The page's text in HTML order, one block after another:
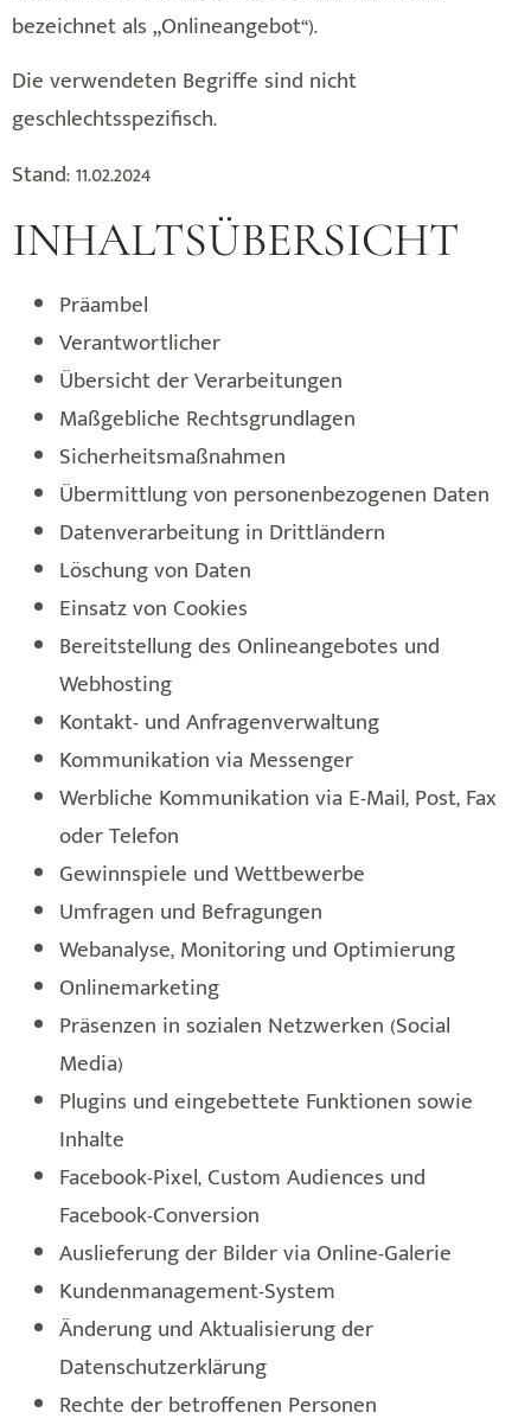
bezeichnet als „Onlineangebot“).
Die verwendeten Begriffe sind nicht
geschlechtsspezifisch.
Stand: 11.02.2024
INHALTSÜBERSICHT
Präambel
Verantwortlicher
Übersicht der Verarbeitungen
Maßgebliche Rechtsgrundlagen
Sicherheitsmaßnahmen
Übermittlung von personenbezogenen Daten
Datenverarbeitung in Drittländern
Löschung von Daten
Einsatz von Cookies
Bereitstellung des Onlineangebotes und
Webhosting
Kontakt- und Anfragenverwaltung
Kommunikation via Messenger
Werbliche Kommunikation via E-Mail, Post, Fax
oder Telefon
Gewinnspiele und Wettbewerbe
Umfragen und Befragungen
Webanalyse, Monitoring und Optimierung
Onlinemarketing
Präsenzen in sozialen Netzwerken (Social
Media)
Plugins und eingebettete Funktionen sowie
Inhalte
Facebook-Pixel, Custom Audiences und
Facebook-Conversion
Auslieferung der Bilder via Online-Galerie
Kundenmanagement-System
Änderung und Aktualisierung der
Datenschutzerklärung
Rechte der betroffenen Personen